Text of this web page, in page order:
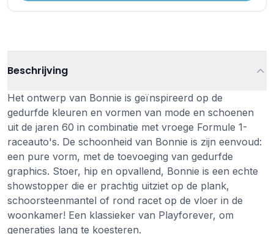
Beschrijving
Het ontwerp van Bonnie is geïnspireerd op de
gedurfde kleuren en vormen van mode en schoenen
uit de jaren 60 in combinatie met vroege Formule 1-
raceauto's. De schoonheid van Bonnie is zijn eenvoud:
een pure vorm, met de toevoeging van gedurfde
graphics. Stoer, hip en opvallend, Bonnie is een echte
showstopper die er prachtig uitziet op de plank,
schoorsteenmantel of rond racet op de vloer in de
woonkamer! Een klassieker van Playforever, om
generaties lang te koesteren.